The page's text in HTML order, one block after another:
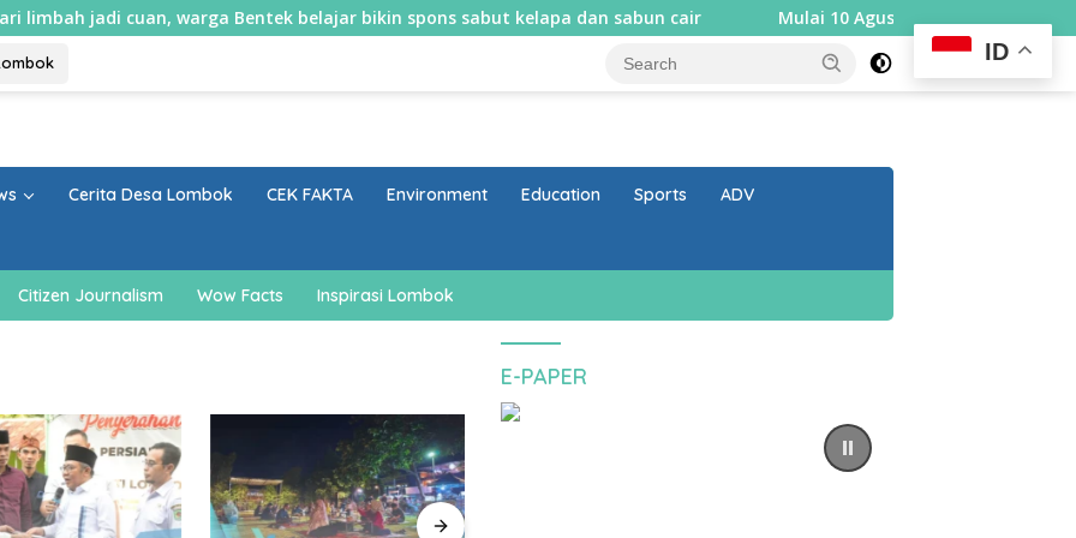
cuan, warga Bentek belajar bikin spons sabut kelapa dan sabun cair Mulai 10 Agustus, Rembiga berlakukan
Cerita Desa Lombok CEK FAKTA Environment Education Sports ADV
Citizen Journalism Wow Facts Inspirasi Lombok
E-PAPER
ID